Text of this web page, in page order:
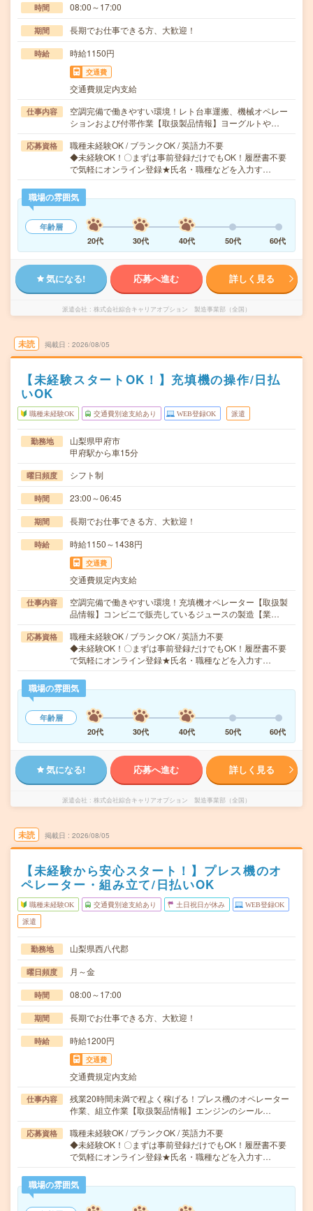
時間 08:00～17:00
期間 長期でお仕事できる方、大歓迎！
時給 時給1150円
交通費
交通費規定内支給
仕事内容
空調完備で働きやすい環境！レト台車運搬、機械オペレー
ションおよび付帯作業【取扱製品情報】ヨーグルトや…
応募資格
職種未経験OK / ブランクOK / 英語力不要
◆未経験OK！〇まずは事前登録だけでもOK！履歴書不要
で気軽にオンライン登録★氏名・職種などを入力す…
職場の雰囲気
年齢層
20代
30代 40代 50代 60代
気になる! 応募へ進む 詳しく見る
派遣会社 株式会社綜合キャリアオプション 製造事業部（全国）
未読 掲載日 2026/08/05
【未経験スタートOK！】充填機の操作/日払
いOK
職種未経験OK 交通費別途支給あり WEB登録OK 派遣
勤務地
山梨県甲府市
甲府駅から車15分
曜日頻度 シフト制
時間 23:00～06:45
期間 長期でお仕事できる方、大歓迎！
時給 時給1150～1438円
交通費
交通費規定内支給
仕事内容
空調完備で働きやすい環境！充填機オペレーター【取扱製
品情報】コンビニで販売しているジュースの製造【業…
応募資格
職種未経験OK / ブランクOK / 英語力不要
◆未経験OK！〇まずは事前登録だけでもOK！履歴書不要
で気軽にオンライン登録★氏名・職種などを入力す…
職場の雰囲気
年齢層
20代
30代 40代 50代 60代
気になる! 応募へ進む 詳しく見る
派遣会社 株式会社綜合キャリアオプション 製造事業部（全国）
未読 掲載日 2026/08/05
【未経験から安心スタート！】プレス機のオ
ペレーター・組み立て/日払いOK
職種未経験OK 交通費別途支給あり 土日祝日が休み WEB登録OK
派遣
勤務地 山梨県西八代郡
曜日頻度 月～金
時間 08:00～17:00
期間 長期でお仕事できる方、大歓迎！
時給 時給1200円
交通費
交通費規定内支給
仕事内容
残業20時間未満で程よく稼げる！プレス機のオペレーター
作業、組立作業【取扱製品情報】エンジンのシール…
応募資格
職種未経験OK / ブランクOK / 英語力不要
◆未経験OK！〇まずは事前登録だけでもOK！履歴書不要
で気軽にオンライン登録★氏名・職種などを入力す…
職場の雰囲気